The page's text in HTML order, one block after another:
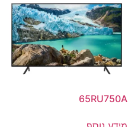
65RU750A